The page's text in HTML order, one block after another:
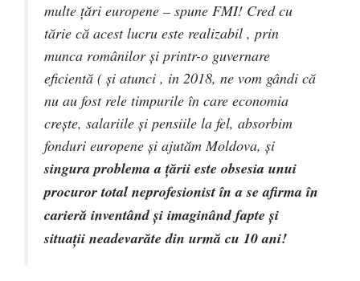
multe ţări europene – spune FMI! Cred cu
tărie că acest lucru este realizabil , prin
munca românilor şi printr-o guvernare
eficientă ( şi atunci , in 2018, ne vom gândi că
nu au fost rele timpurile în care economia
creşte, salariile şi pensiile la fel, absorbim
fonduri europene şi ajutăm Moldova, şi
singura problema a ţării este obsesia unui
procuror total neprofesionist în a se afirma în
carieră inventând şi imaginând fapte şi
situaţii neadevarăte din urmă cu 10 ani!